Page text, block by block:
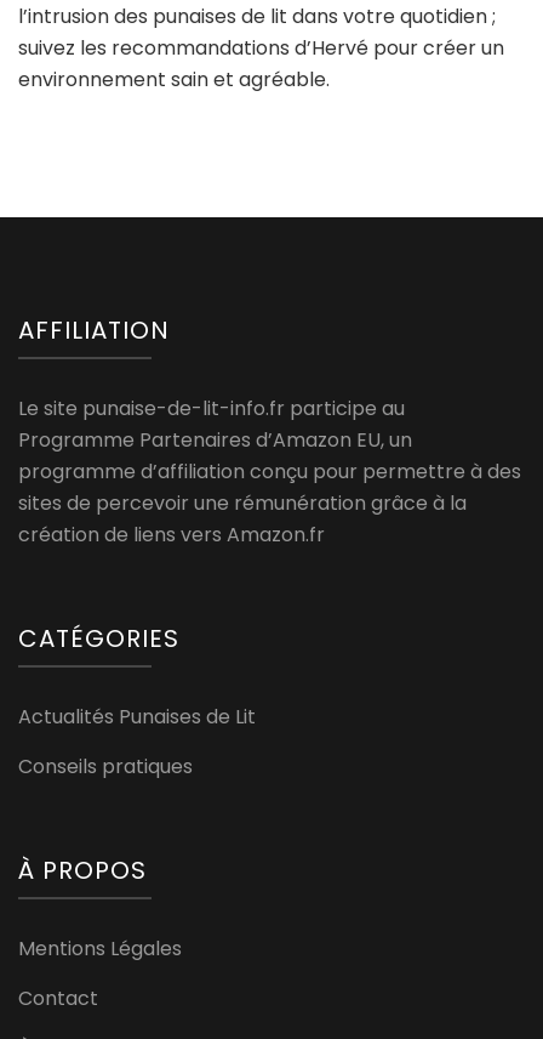
l’intrusion des punaises de lit dans votre quotidien ;
suivez les recommandations d’Hervé pour créer un
environnement sain et agréable.
AFFILIATION
Le site punaise-de-lit-info.fr participe au
Programme Partenaires d’Amazon EU, un
programme d’affiliation conçu pour permettre à des
sites de percevoir une rémunération grâce à la
création de liens vers Amazon.fr
CATÉGORIES
Actualités Punaises de Lit
Conseils pratiques
À PROPOS
Mentions Légales
Contact